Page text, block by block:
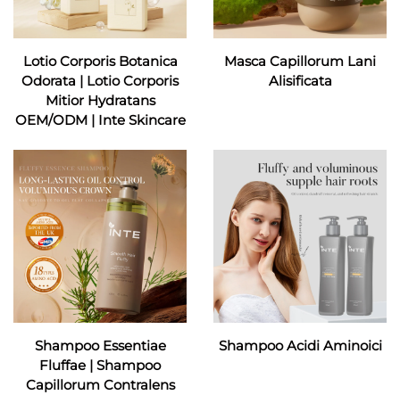
Lotio Corporis Botanica
Odorata | Lotio Corporis
Mitior Hydratans
OEM/ODM | Inte Skincare
Masca Capillorum Lani
Alisificata
Shampoo Essentiae
Fluffae | Shampoo
Capillorum Contralens
Shampoo Acidi Aminoici